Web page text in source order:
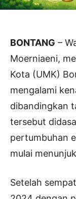
BONTANG –
Moerniaeni,
Kota (UMK)
mengalami
dibandingkan
tersebut
pertumbuhan
mulai
Setelah